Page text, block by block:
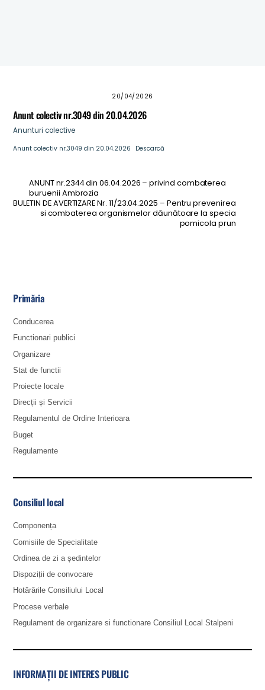
20/04/2026
Anunt colectiv nr.3049 din 20.04.2026
Anunturi colective
Anunt colectiv nr.3049 din 20.04.2026 Descarcă
ANUNT nr.2344 din 06.04.2026 – privind combaterea
buruenii Ambrozia
BULETIN DE AVERTIZARE Nr. 11/23.04.2025 – Pentru prevenirea
si combaterea organismelor dăunătoare la specia
pomicola prun
Primăria
Conducerea
Functionari publici
Organizare
Stat de functii
Proiecte locale
Direcții și Servicii
Regulamentul de Ordine Interioara
Buget
Regulamente
Consiliul local
Componența
Comisiile de Specialitate
Ordinea de zi a ședintelor
Dispoziții de convocare
Hotărârile Consiliului Local
Procese verbale
Regulament de organizare si functionare Consiliul Local Stalpeni
INFORMAȚII DE INTERES PUBLIC